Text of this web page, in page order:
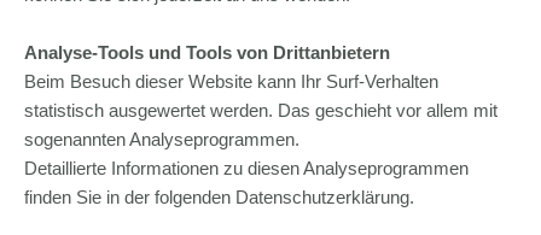
Analyse-Tools und Tools von Dritt­anbietern
Beim Besuch dieser Website kann Ihr Surf-Verhalten
statistisch ausgewertet werden. Das geschieht vor allem mit
sogenannten Analyseprogrammen.
Detaillierte Informationen zu diesen Analyseprogrammen
finden Sie in der folgenden Datenschutzerklärung.